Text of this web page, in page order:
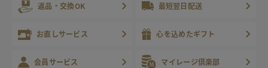
返品・交換OK 最短翌日配送
お直しサービス 心を込めたギフト
会員サービス マイレージ倶楽部